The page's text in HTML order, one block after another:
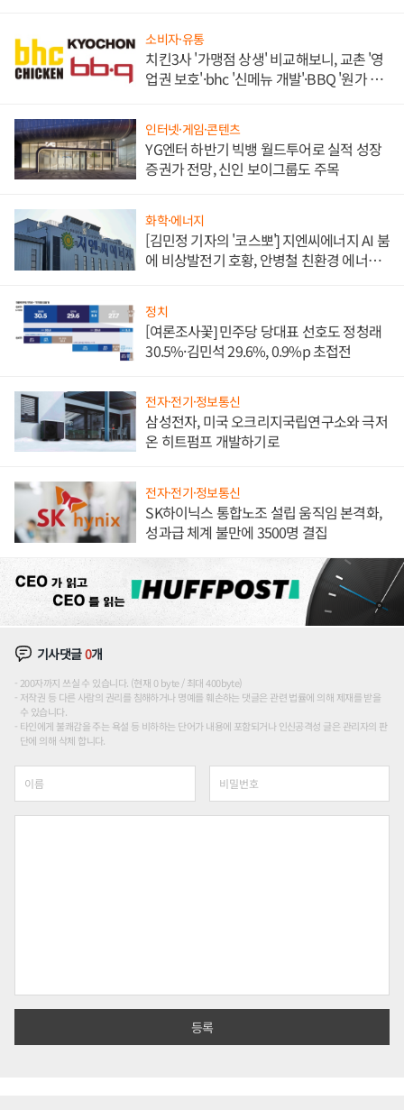
소비자·유통
치킨3사 '가맹점 상생' 비교해보니, 교촌 '영
업권 보호'·bhc '신메뉴 개발'·BBQ '원가 부
인터넷·게임·콘텐츠
YG엔터 하반기 빅뱅 월드투어로 실적 성장
증권가 전망, 신인 보이그룹도 주목
화학·에너지
[김민정 기자의 '코스뽀'] 지엔씨에너지 AI 붐
에 비상발전기 호황, 안병철 친환경 에너지
정치
[여론조사꽃] 민주당 당대표 선호도 정청래
30.5%·김민석 29.6%, 0.9%p 초접전
전자·전기·정보통신
삼성전자, 미국 오크리지국립연구소와 극저
온 히트펌프 개발하기로
전자·전기·정보통신
SK하이닉스 통합노조 설립 움직임 본격화,
성과급 체계 불만에 3500명 결집
기사댓글0개
200자까지 쓰실 수 있습니다. (현재 0 byte / 최대 400byte)
저작권 등 다른 사람의 권리를 침해하거나 명예를 훼손하는 댓글은 관련 법률에 의해 제재를 받을
수 있습니다.
타인에게 불쾌감을 주는 욕설 등 비하하는 단어가 내용에 포함되거나 인신공격성 글은 관리자의 판
단에 의해 삭제 합니다.